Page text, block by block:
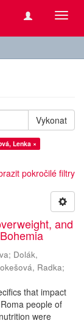
Vykonat
Lenka ×
pokročilé filtry
and
; Dolák,
Radka;
that impact
people of
were